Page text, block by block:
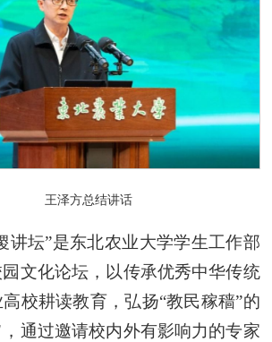
王泽方总结讲话
讲坛”是东北农业大学学生工作部
文化论坛，以传承优秀中华传统
校耕读教育，弘扬“教民稼穑”的
通过邀请校内外有影响力的专家